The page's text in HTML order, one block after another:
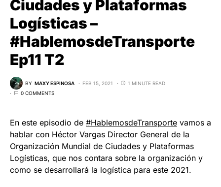
Ciudades y Plataformas
Logísticas –
#HablemosdeTransporte​
Ep11 T2
BY MAXY ESPINOSA FEB 15, 2021
1 MINUTE READ
0 COMMENTS
En este episodio de #HablemosdeTransporte ​ vamos a
hablar con Héctor Vargas Director General de la
Organización Mundial de Ciudades y Plataformas
Logísticas, que nos contara sobre la organización y
como se desarrollará la logística para este 2021.